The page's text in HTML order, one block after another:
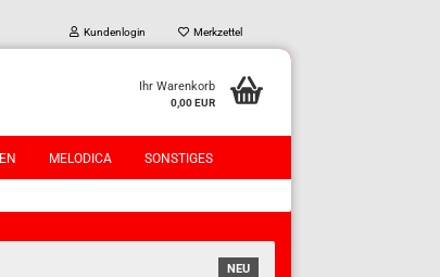
Kundenlogin Merkzettel
Ihr Warenkorb
0,00 EUR
MELODICA SONSTIGES
NEU